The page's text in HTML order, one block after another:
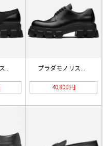
40,800 円